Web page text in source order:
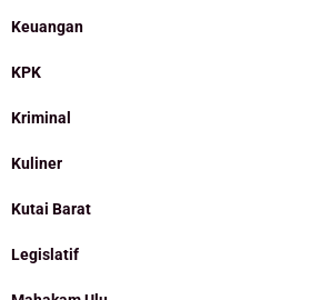
Keuangan
KPK
Kriminal
Kuliner
Kutai Barat
Legislatif